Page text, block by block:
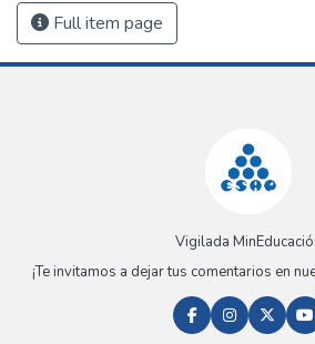
Full item page
Vigilada
¡Te invitamos a dejar tus comentarios en